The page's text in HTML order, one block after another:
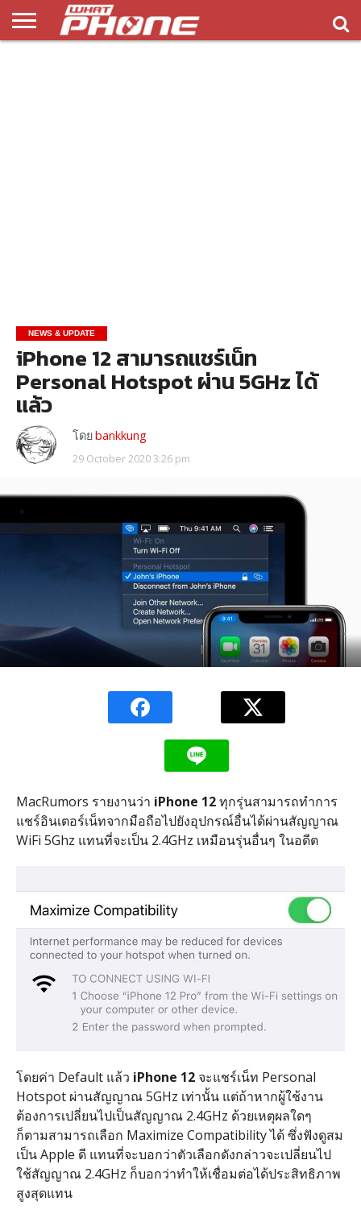
NEWS & UPDATE
iPhone 12 สามารถแชร์เน็ท
Personal Hotspot ผ่าน 5GHz ได้
แล้ว
โดยbankkung
29 October 2020 3:26 pm
MacRumors รายงานว่า iPhone 12ทุกรุ่นสามารถทำการ
แชร์อินเตอร์เน็ทจากมือถือไปยังอุปกรณ์อื่นได้ผ่านสัญญาณ
WiFi 5Ghz แทนที่จะเป็น 2.4GHz เหมือนรุ่นอื่นๆ ในอดีต
โดยค่า Default แล้ว iPhone 12จะแชร์เน็ท Personal
Hotspot ผ่านสัญญาณ 5GHz เท่านั้น แต่ถ้าหากผู้ใช้งาน
ต้องการเปลี่ยนไปเป็นสัญญาณ 2.4GHz ด้วยเหตุผลใดๆ
ก็ตามสามารถเลือก Maximize Compatibility ได้ ซึ่งฟังดูสม
เป็น Apple ดี แทนที่จะบอกว่าตัวเลือกดังกล่าวจะเปลี่ยนไป
ใช้สัญญาณ 2.4GHz ก็บอกว่าทำให้เชื่อมต่อได้ประสิทธิภาพ
สูงสุดแทน